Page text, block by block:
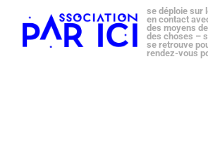
se déploie sur
en contact
des moyens
des choses –
se retrouve
rendez-vous